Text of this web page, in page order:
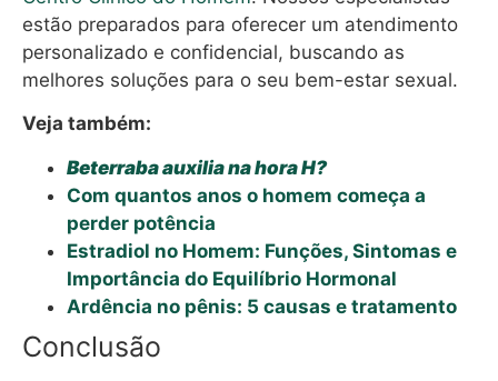
estão preparados para oferecer um atendimento
personalizado e confidencial, buscando as
melhores soluções para o seu bem-estar sexual.
Veja também:
Beterraba auxilia na hora H?
Com quantos anos o homem começa a
perder potência
Estradiol no Homem: Funções, Sintomas e
Importância do Equilíbrio Hormonal
Ardência no pênis: 5 causas e tratamento
Conclusão